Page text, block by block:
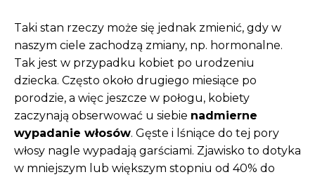
Taki stan rzeczy może się jednak zmienić, gdy w
naszym ciele zachodzą zmiany, np. hormonalne.
Tak jest w przypadku kobiet po urodzeniu
dziecka. Często około drugiego miesiące po
porodzie, a więc jeszcze w połogu, kobiety
zaczynają obserwować u siebie nadmierne
wypadanie włosów. Gęste i lśniące do tej pory
włosy nagle wypadają garściami. Zjawisko to dotyka
w mniejszym lub większym stopniu od 40% do